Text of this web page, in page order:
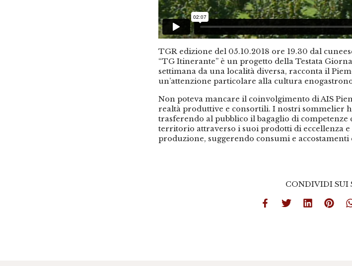
TGR edizione del 05.10.2018 ore 19.30 dal
“TG Itinerante” è un progetto della Testata
settimana da una località diversa, racconta il
un’attenzione particolare alla cultura
Non poteva mancare il coinvolgimento di AIS
realtà produttive e consortili. I nostri sommelier
trasferendo al pubblico il bagaglio di
territorio attraverso i suoi prodotti di eccellenza
produzione, suggerendo consumi e accostamenti
CONDIVIDI SUI